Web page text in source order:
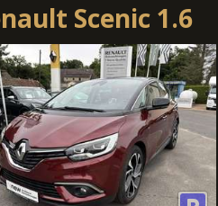
Scenic 1.6
160 Energy
Edition